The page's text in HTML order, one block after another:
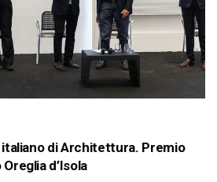
di Architettura. Premio
d’Isola